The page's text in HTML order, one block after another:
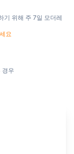
기 위해 주 7일 모더레
요
경우